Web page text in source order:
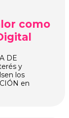
como
DE
y
los
en